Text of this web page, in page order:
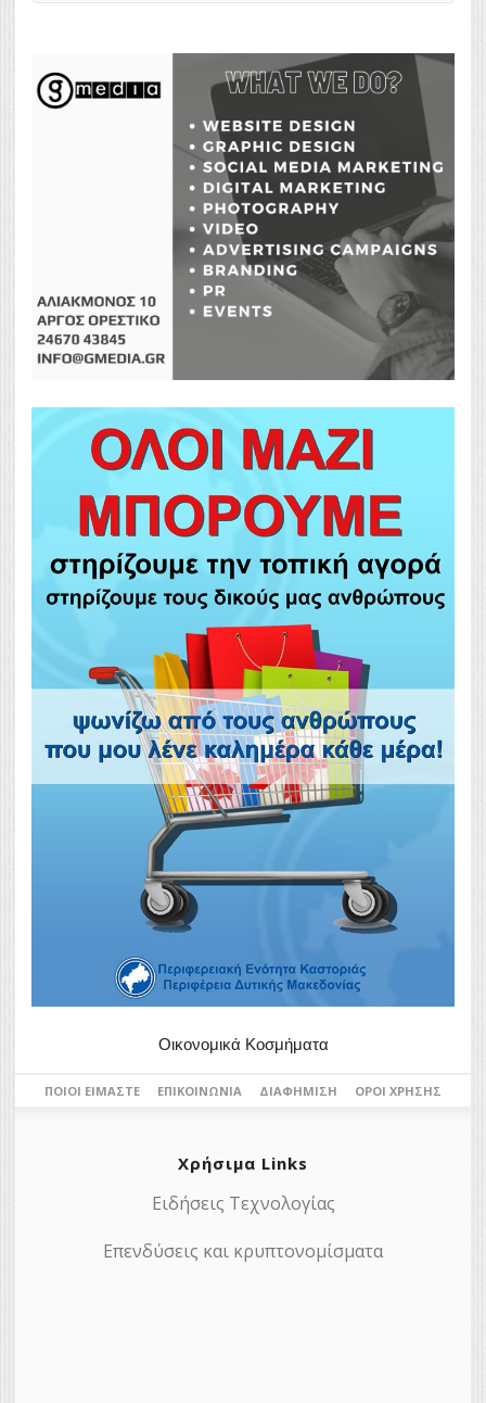
Οικονομικά Κοσμήματα
ΠΟΙΟΙ ΕΊΜΑΣΤΕ ΕΠΙΚΟΙΝΩΝΊΑ ΔΙΑΦΉΜΙΣΗ ΌΡΟΙ ΧΡΉΣΗΣ
Χρήσιμα Links
Ειδήσεις Τεχνολογίας
Επενδύσεις και κρυπτονομίσματα